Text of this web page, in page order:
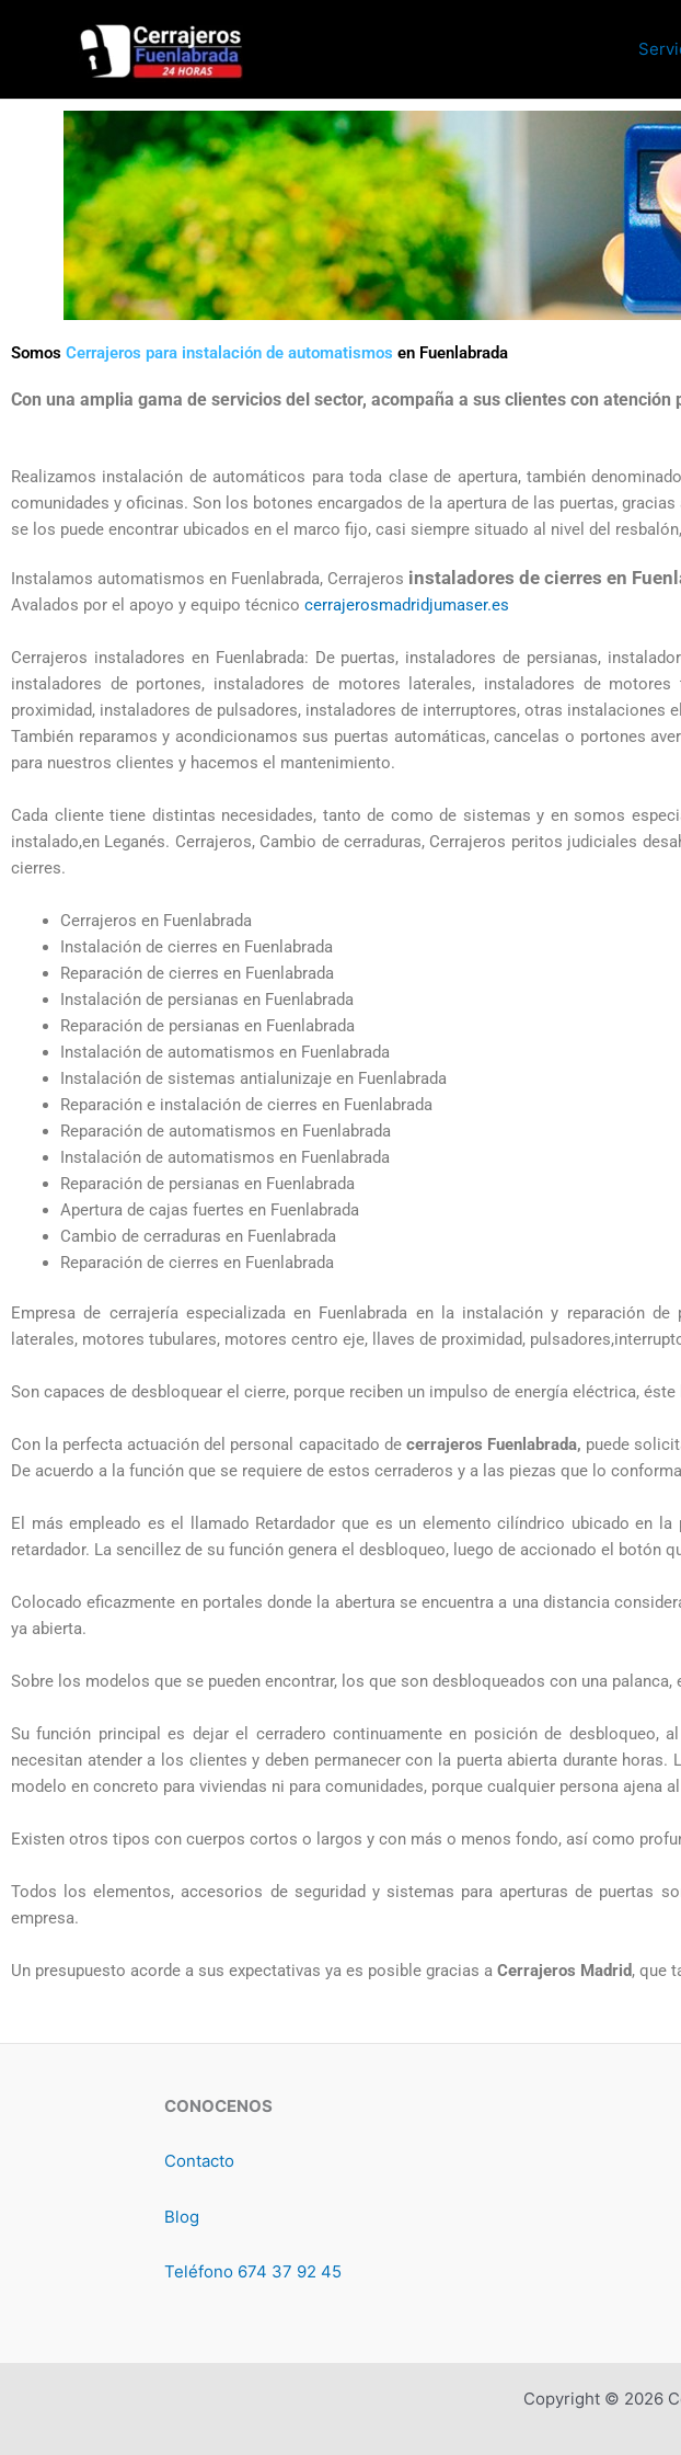
Somos Cerrajeros para instalación de automatismos en Fuenlabrada
Con una amplia gama de servicios del sector, acompaña a sus clientes con
Realizamos instalación de automáticos para toda clase de apertura, también
comunidades y oficinas. Son los botones encargados de la apertura de las puertas,
se los puede encontrar ubicados en el marco fijo, casi siempre situado al nivel del
Instalamos automatismos en Fuenlabrada, Cerrajeros instaladores de cierres en
Avalados por el apoyo y equipo técnico cerrajerosmadridjumaser.es
Cerrajeros instaladores en Fuenlabrada: De puertas, instaladores de persianas,
instaladores de portones, instaladores de motores laterales, instaladores de
proximidad, instaladores de pulsadores, instaladores de interruptores, otras instalaciones
También reparamos y acondicionamos sus puertas automáticas, cancelas o portones
para nuestros clientes y hacemos el mantenimiento.
Cada cliente tiene distintas necesidades, tanto de como de sistemas y en somos
instalado,en Leganés. Cerrajeros, Cambio de cerraduras, Cerrajeros peritos judiciales
cierres.
Cerrajeros en Fuenlabrada
Instalación de cierres en Fuenlabrada
Reparación de cierres en Fuenlabrada
Instalación de persianas en Fuenlabrada
Reparación de persianas en Fuenlabrada
Instalación de automatismos en Fuenlabrada
Instalación de sistemas antialunizaje en Fuenlabrada
Reparación e instalación de cierres en Fuenlabrada
Reparación de automatismos en Fuenlabrada
Instalación de automatismos en Fuenlabrada
Reparación de persianas en Fuenlabrada
Apertura de cajas fuertes en Fuenlabrada
Cambio de cerraduras en Fuenlabrada
Reparación de cierres en Fuenlabrada
Empresa de cerrajería especializada en Fuenlabrada en la instalación y reparación
laterales, motores tubulares, motores centro eje, llaves de proximidad,
Son capaces de desbloquear el cierre, porque reciben un impulso de energía eléctrica,
Con la perfecta actuación del personal capacitado de cerrajeros Fuenlabrada, puede
De acuerdo a la función que se requiere de estos cerraderos y a las piezas que lo
El más empleado es el llamado Retardador que es un elemento cilíndrico ubicado en
retardador. La sencillez de su función genera el desbloqueo, luego de accionado el botón
Colocado eficazmente en portales donde la abertura se encuentra a una distancia
ya abierta.
Sobre los modelos que se pueden encontrar, los que son desbloqueados con una
Su función principal es dejar el cerradero continuamente en posición de
necesitan atender a los clientes y deben permanecer con la puerta abierta durante
modelo en concreto para viviendas ni para comunidades, porque cualquier persona ajena
Existen otros tipos con cuerpos cortos o largos y con más o menos fondo, así como
Todos los elementos, accesorios de seguridad y sistemas para aperturas de puertas
empresa.
Un presupuesto acorde a sus expectativas ya es posible gracias a Cerrajeros Madrid, que
CONOCENOS
Contacto
Blog
Teléfono 674 37 92 45
Copyright © 2026